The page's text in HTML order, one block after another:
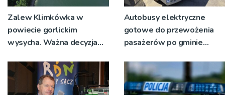
Zalew Klimkówka w
powiecie gorlickim
wysycha. Ważna decyzja
Autobusy elektryczne
gotowe do przewożenia
pasażerów po gminie